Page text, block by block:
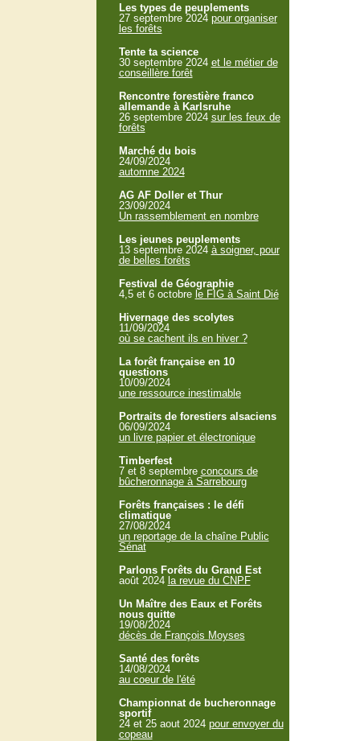
Les types de peuplements
27 septembre 2024 pour organiser
les forêts
Tente ta science
30 septembre 2024 et le métier de
conseillère forêt
Rencontre forestière franco
allemande à Karlsruhe
26 septembre 2024 sur les feux de
forêts
Marché du bois
24/09/2024
automne 2024
AG AF Doller et Thur
23/09/2024
Un rassemblement en nombre
Les jeunes peuplements
13 septembre 2024 à soigner, pour
de belles forêts
Festival de Géographie
4,5 et 6 octobre le FIG à Saint Dié
Hivernage des scolytes
11/09/2024
où se cachent ils en hiver ?
La forêt française en 10
questions
10/09/2024
une ressource inestimable
Portraits de forestiers alsaciens
06/09/2024
un livre papier et électronique
Timberfest
7 et 8 septembre concours de
bûcheronnage à Sarrebourg
Forêts françaises : le défi
climatique
27/08/2024
un reportage de la chaîne Public
Sénat
Parlons Forêts du Grand Est
août 2024 la revue du CNPF
Un Maître des Eaux et Forêts
nous quitte
19/08/2024
décès de François Moyses
Santé des forêts
14/08/2024
au coeur de l'été
Championnat de bucheronnage
sportif
24 et 25 aout 2024 pour envoyer du
copeau